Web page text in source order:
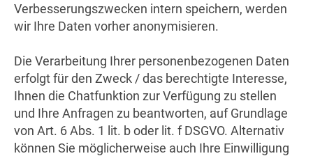
Verbesserungszwecken intern speichern, werden
wir Ihre Daten vorher anonymisieren.
Die Verarbeitung Ihrer personenbezogenen Daten
erfolgt für den Zweck / das berechtigte Interesse,
Ihnen die Chatfunktion zur Verfügung zu stellen
und Ihre Anfragen zu beantworten, auf Grundlage
von Art. 6 Abs. 1 lit. b oder lit. f DSGVO. Alternativ
können Sie möglicherweise auch Ihre Einwilligung